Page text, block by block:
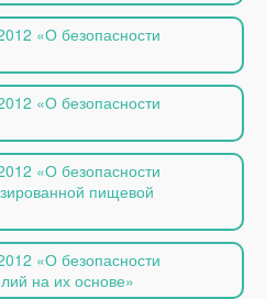
«О безопасности
«О безопасности
«О безопасности
пищевой
«О безопасности
на их основе»